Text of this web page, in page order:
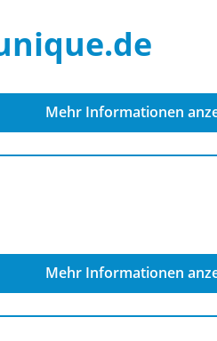
Mehr Informationen
Mehr Informationen